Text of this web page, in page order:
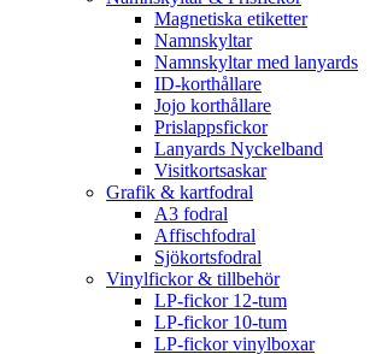
Magnetiska etiketter
Namnskyltar
Namnskyltar med lanyards
ID-korthållare
Jojo korthållare
Prislappsfickor
Lanyards Nyckelband
Visitkortsaskar
Grafik & kartfodral
A3 fodral
Affischfodral
Sjökortsfodral
Vinylfickor & tillbehör
LP-fickor 12-tum
LP-fickor 10-tum
LP-fickor vinylboxar